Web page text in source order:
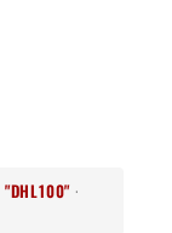
"DHL100" ·